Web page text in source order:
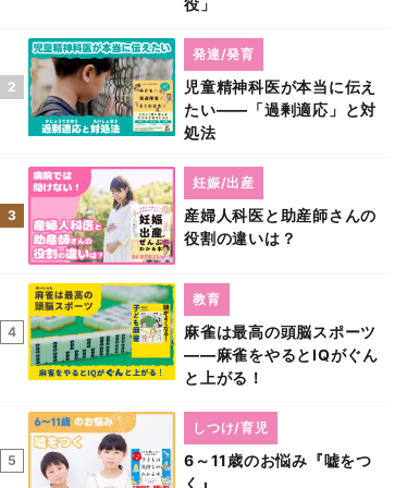
2
児童精神科医が本当に伝え
たい――「過剰適応」と対
処法
発達/発育
3
産婦人科医と助産師さんの
役割の違いは？
妊娠/出産
4
麻雀は最高の頭脳スポーツ
――麻雀をやるとIQがぐん
と上がる！
教育
5
6～11歳のお悩み『嘘をつ
く』
しつけ/育児